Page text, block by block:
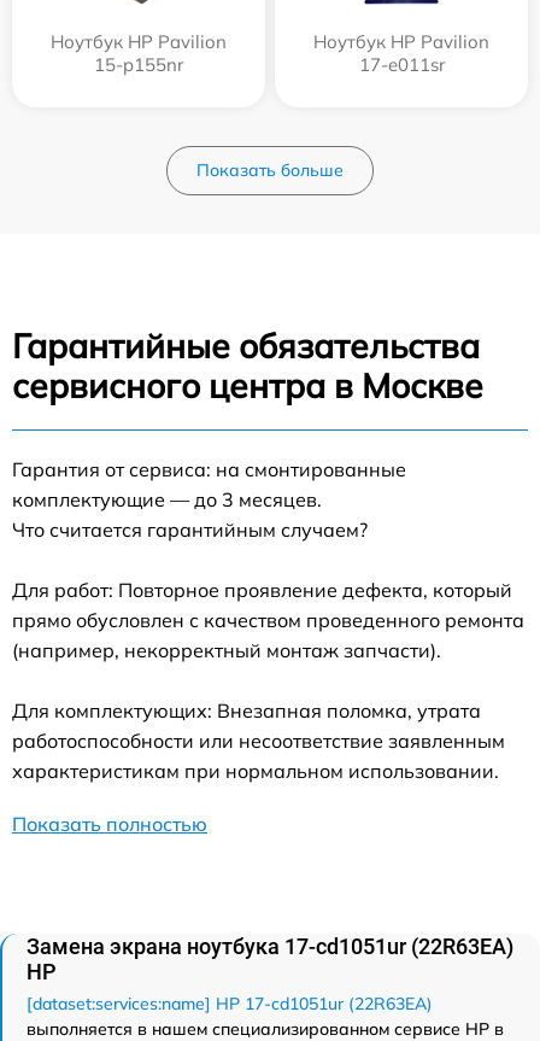
Ноутбук HP Pavilion
15-p155nr
Ноутбук HP Pavilion
17-e011sr
Показать больше
Гарантийные обязательства
сервисного центра в Москве
Гарантия от сервиса: на смонтированные
комплектующие — до 3 месяцев.
Что считается гарантийным случаем?
Для работ: Повторное проявление дефекта, который
прямо обусловлен с качеством проведенного ремонта
(например, некорректный монтаж запчасти).
Для комплектующих: Внезапная поломка, утрата
работоспособности или несоответствие заявленным
характеристикам при нормальном использовании.
Показать полностью
Замена экрана ноутбука 17-cd1051ur (22R63EA)
HP
[dataset:services:name] HP 17-cd1051ur (22R63EA)
выполняется в нашем специализированном сервисе HP в